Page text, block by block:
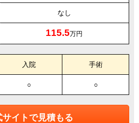
なし
115.5万円
入院 手術
○ ○
サイトで見積もる